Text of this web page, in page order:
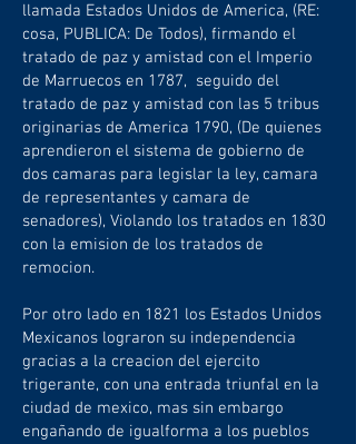
llamada Estados Unidos de America, (RE:
cosa, PUBLICA: De Todos), firmando el
tratado de paz y amistad con el Imperio
de Marruecos en 1787, seguido del
tratado de paz y amistad con las 5 tribus
originarias de America 1790, (De quienes
aprendieron el sistema de gobierno de
dos camaras para legislar la ley, camara
de representantes y camara de
senadores), Violando los tratados en 1830
con la emision de los tratados de
remocion.
Por otro lado en 1821 los Estados Unidos
Mexicanos lograron su independencia
gracias a la creacion del ejercito
trigerante, con una entrada triunfal en la
ciudad de mexico, mas sin embargo
engañando de igualforma a los pueblos